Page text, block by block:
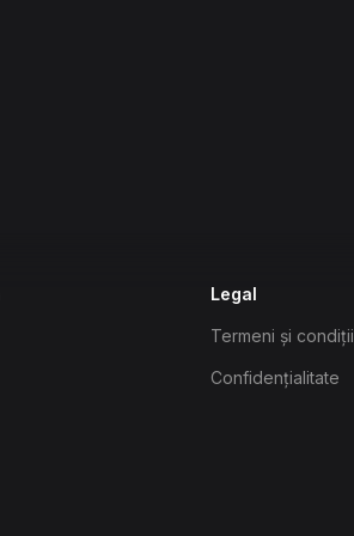
Legal
Termeni și condiții
Confidențialitate